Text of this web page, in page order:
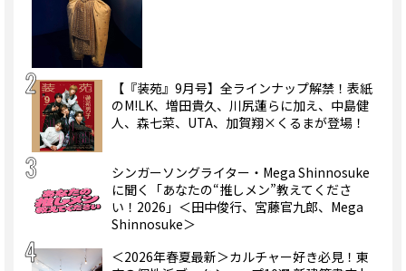
【『装苑』9月号】全ラインナップ解禁！表紙
のM!LK、増田貴久、川尻蓮らに加え、中島健
人、森七菜、UTA、加賀翔×くるまが登場！
シンガーソングライター・Mega Shinnosuke
に聞く「あなたの“推しメン”教えてくださ
い！2026」＜田中俊行、宮藤官九郎、Mega
Shinnosuke＞
＜2026年春夏最新＞カルチャー好き必見！東